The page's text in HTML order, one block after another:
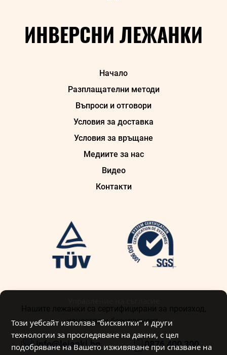
Този уебсайт използва “бисквитки” и други
технологии за проследяване на данни, с цел
подобряване на Вашето изживяване при спазване на
ИНВЕРСНИ ЛЕЖАНКИ
Начало
Разплащателни методи
Въпроси и отговори
Условия за доставка
Условия за връщане
Медиите за нас
Видео
Контакти
Нашите лежанки са сертифицирани за произход,
качество и безопасност.
info@lejanki.bg 0876 400 300